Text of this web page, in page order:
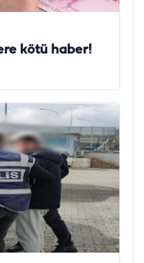
kötü haber!